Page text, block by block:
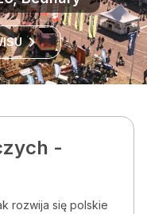
-
rozwija się polskie